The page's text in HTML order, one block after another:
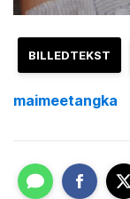
BILLEDTEKST
maimeetangka